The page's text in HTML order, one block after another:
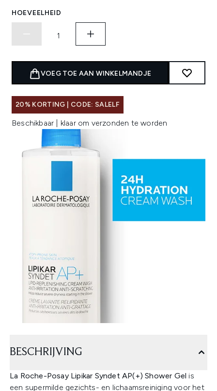
HOEVEELHEID
VOEG TOE AAN WINKELMANDJE
20% KORTING | CODE: SALELF
Beschikbaar | klaar om verzonden te worden
BESCHRIJVING
La Roche-Posay Lipikar Syndet AP(+) Shower Gel is
een supermilde gezichts- en lichaamsreiniging voor het